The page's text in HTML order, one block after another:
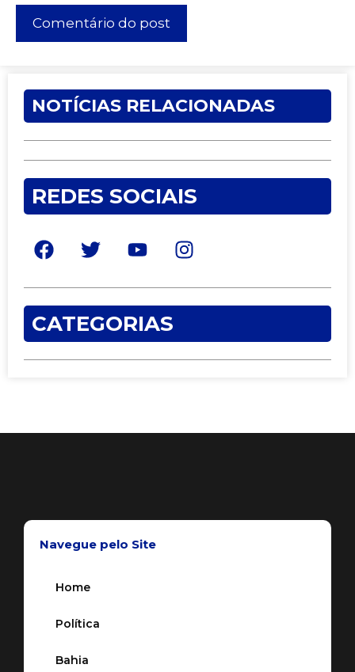
NOTÍCIAS RELACIONADAS
REDES SOCIAIS
CATEGORIAS
Navegue pelo Site
Home
Política
Bahia